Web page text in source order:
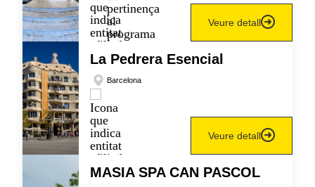
Veure detall
La Pedrera Esencial
Barcelona
Veure detall
MASIA SPA CAN PASCOL